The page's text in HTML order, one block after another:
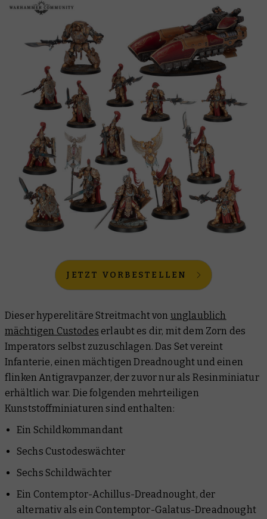
JETZT VORBESTELLEN
Dieser hyperelitäre Streitmacht von unglaublich
mächtigen Custodes erlaubt es dir, mit dem Zorn des
Imperators selbst zuzuschlagen. Das Set vereint
Infanterie, einen mächtigen Dreadnought und einen
flinken Antigravpanzer, der zuvor nur als Resinminiatur
erhältlich war. Die folgenden mehrteiligen
Kunststoffminiaturen sind enthalten:
Ein Schildkommandant
Sechs Custodeswächter
Sechs Schildwächter
Ein Contemptor-Achillus-Dreadnought, der
alternativ als ein Contemptor-Galatus-Dreadnought